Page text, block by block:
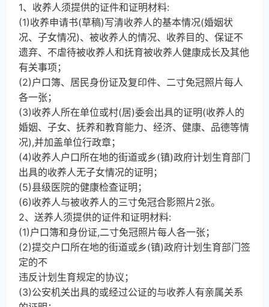
1、收养人须提供的证件和证明材料:
(1)收养申请书(草稿)写清收养人的基本情况(婚姻状
况、子女情况)、被收养人的情况、收养目的、保证不
遗弃、不虐待被收养人和抚育被收养人健康成长及其他
有关事项；
(2)户口簿、居民身份证及复印件、二寸免冠照片每人
各一张；
(3)收养人所在单位或村(居)委会出具的证明(收养人的
婚姻、子女、抚养和教育能力、经济、健康、品德等情
况),并加盖单位行政章；
(4)收养人户口所在地的街道或乡(镇)政府计划生育部门
出具的收养人无子女情况的证明；
(5)县级医院的健康检查证明；
(6)收养人与被收养人的三寸免冠合影照片2张。
2、送养人须提供的证件和证明材料:
(1)户口簿和身份证,二寸免冠照片每人各一张；
(2)提交户口所在地的街道或乡(镇)政府计划生育部门签
定的不
违反计划生育规定的协议；
(3)公安机关出具的或经过公证的与收养人有亲属关系